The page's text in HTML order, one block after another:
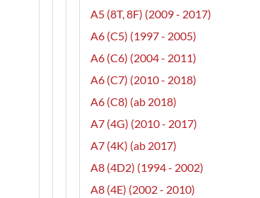
A5 (8T, 8F) (2009 - 2017)
A6 (C5) (1997 - 2005)
A6 (C6) (2004 - 2011)
A6 (C7) (2010 - 2018)
A6 (C8) (ab 2018)
A7 (4G) (2010 - 2017)
A7 (4K) (ab 2017)
A8 (4D2) (1994 - 2002)
A8 (4E) (2002 - 2010)